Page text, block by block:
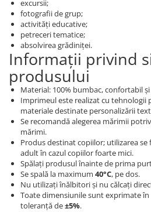
excursii;
fotografii de grup;
activități educative;
petreceri tematice;
absolvirea grădiniței.
Informații privind
produsului
Material: 100% bumbac, confortabil
Imprimeul este realizat cu tehnologii
materiale destinate personalizării
Se recomandă alegerea mărimii
mărimi.
Produs destinat copiilor; utilizarea
adult în cazul copiilor foarte mici.
Spălați produsul înainte de prima
Se spală la maximum 40°C, pe dos.
Nu utilizați înălbitori și nu călcați
Toate dimensiunile sunt exprimate
toleranță de±5%.